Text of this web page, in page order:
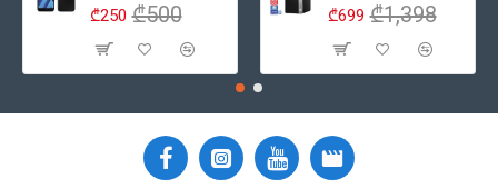
₾250 ₾500 ₾699 ₾1,398